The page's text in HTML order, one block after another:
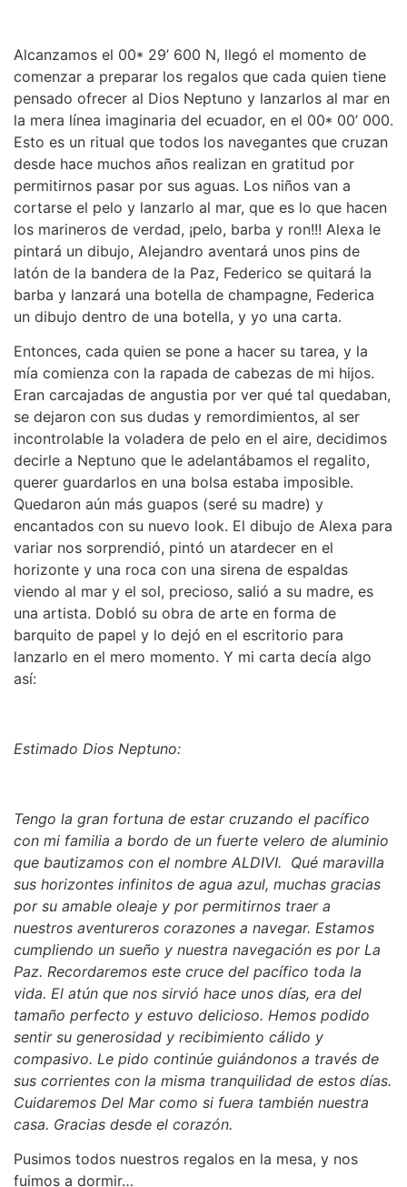
Alcanzamos el 00* 29’ 600 N, llegó el momento de
comenzar a preparar los regalos que cada quien tiene
pensado ofrecer al Dios Neptuno y lanzarlos al mar en
la mera línea imaginaria del ecuador, en el 00* 00’ 000.
Esto es un ritual que todos los navegantes que cruzan
desde hace muchos años realizan en gratitud por
permitirnos pasar por sus aguas. Los niños van a
cortarse el pelo y lanzarlo al mar, que es lo que hacen
los marineros de verdad, ¡pelo, barba y ron!!! Alexa le
pintará un dibujo, Alejandro aventará unos pins de
latón de la bandera de la Paz, Federico se quitará la
barba y lanzará una botella de champagne, Federica
un dibujo dentro de una botella, y yo una carta.
Entonces, cada quien se pone a hacer su tarea, y la
mía comienza con la rapada de cabezas de mi hijos.
Eran carcajadas de angustia por ver qué tal quedaban,
se dejaron con sus dudas y remordimientos, al ser
incontrolable la voladera de pelo en el aire, decidimos
decirle a Neptuno que le adelantábamos el regalito,
querer guardarlos en una bolsa estaba imposible.
Quedaron aún más guapos (seré su madre) y
encantados con su nuevo look. El dibujo de Alexa para
variar nos sorprendió, pintó un atardecer en el
horizonte y una roca con una sirena de espaldas
viendo al mar y el sol, precioso, salió a su madre, es
una artista. Dobló su obra de arte en forma de
barquito de papel y lo dejó en el escritorio para
lanzarlo en el mero momento. Y mi carta decía algo
así:
Estimado Dios Neptuno:
Tengo la gran fortuna de estar cruzando el pacífico
con mi familia a bordo de un fuerte velero de aluminio
que bautizamos con el nombre ALDIVI. Qué maravilla
sus horizontes infinitos de agua azul, muchas gracias
por su amable oleaje y por permitirnos traer a
nuestros aventureros corazones a navegar. Estamos
cumpliendo un sueño y nuestra navegación es por La
Paz. Recordaremos este cruce del pacífico toda la
vida. El atún que nos sirvió hace unos días, era del
tamaño perfecto y estuvo delicioso. Hemos podido
sentir su generosidad y recibimiento cálido y
compasivo. Le pido continúe guiándonos a través de
sus corrientes con la misma tranquilidad de estos días.
Cuidaremos Del Mar como si fuera también nuestra
casa. Gracias desde el corazón.
Pusimos todos nuestros regalos en la mesa, y nos
fuimos a dormir…